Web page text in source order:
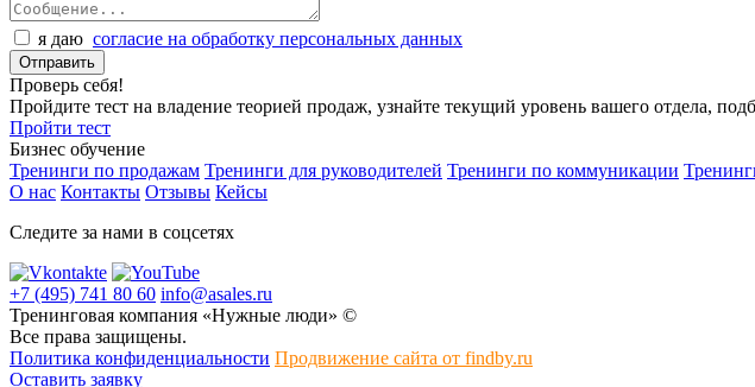
я даю согласие на обработку персональных данных
Проверь себя!
Пройдите тест на владение теорией продаж, узнайте текущий уровень вашего отдела,
Пройти тест
Бизнес обучение
Тренинги по продажам Тренинги для руководителей Тренинги по коммуникации
О нас Контакты Отзывы Кейсы
Следите за нами в соцсетях
+7 (495) 741 80 60 info@asales.ru
Тренинговая компания «Нужные люди» ©
Все права защищены.
Политика конфиденциальности Продвижение сайта от findby.ru
Оставить заявку